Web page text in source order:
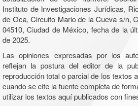
Instituto de Investigaciones Jurídicas,
de Oca, Circuito Mario de la Cueva s/n,
04510, Ciudad de México, fecha de la
de 2025.
Las opiniones expresadas por los
reflejan la postura del editor de la
reproducción total o parcial de los textos
cuando se cite la fuente completa de
utilizar los textos aquí publicados con